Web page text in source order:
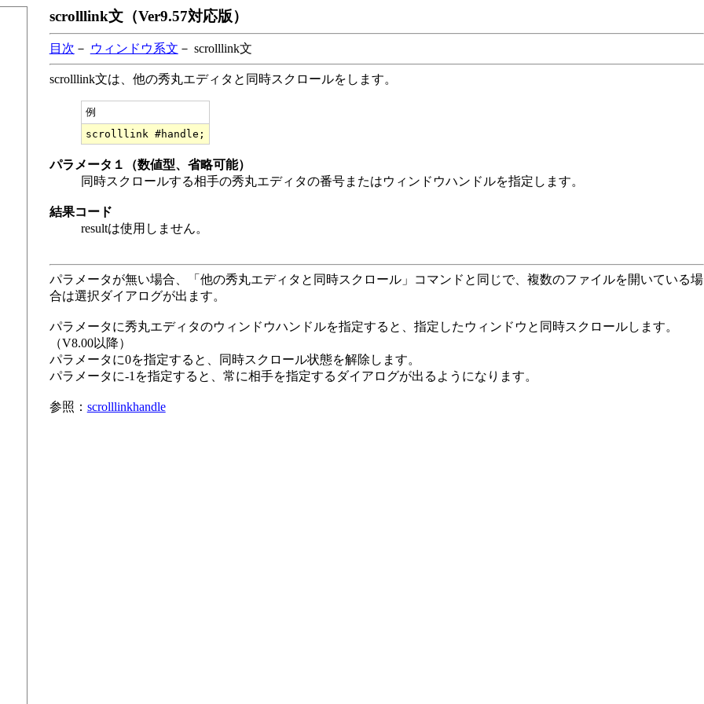
scrolllink文（Ver9.57対応版）
目次 － ウィンドウ系文 － scrolllink文
scrolllink文は、他の秀丸エディタと同時スクロールをします。
例
パラメータ１（数値型、省略可能）
同時スクロールする相手の秀丸エディタの番号またはウィンドウハンドルを指定します。
結果コード
resultは使用しません。
パラメータが無い場合、「他の秀丸エディタと同時スクロール」コマンドと同じで、複数のファイルを開いている場
合は選択ダイアログが出ます。
パラメータに秀丸エディタのウィンドウハンドルを指定すると、指定したウィンドウと同時スクロールします。
（V8.00以降）
パラメータに0を指定すると、同時スクロール状態を解除します。
パラメータに-1を指定すると、常に相手を指定するダイアログが出るようになります。
参照： scrolllinkhandle